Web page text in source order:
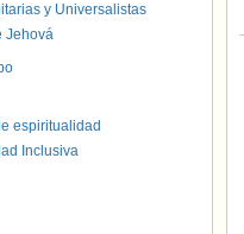
y Universalistas
Jehová
espiritualidad
Inclusiva